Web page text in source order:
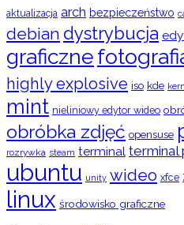
aktualizacja arch bezpieczeństwo
debian dystrybucja
graficzne
highly explosive iso kde
mint nieliniowy edytor wideo
obróbka zdjęć opensuse
rozrywka steam terminal terminal
ubuntu unity wideo xfce
linux środowisko graficzne